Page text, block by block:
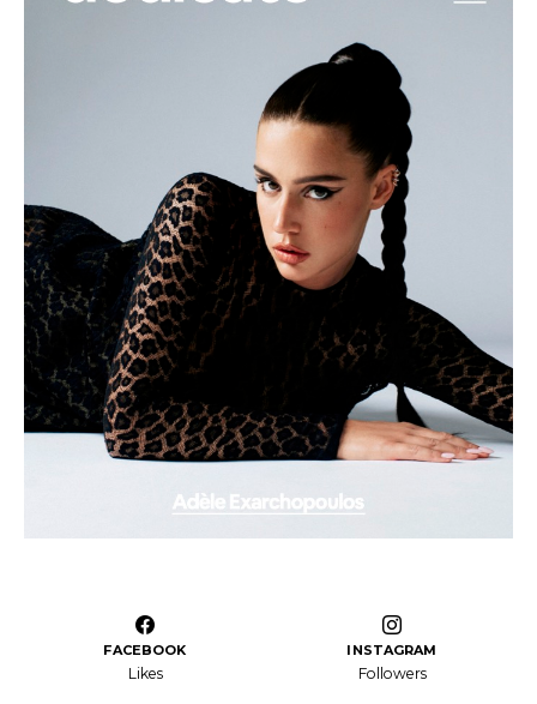
FACEBOOK
Likes
INSTAGRAM
Followers